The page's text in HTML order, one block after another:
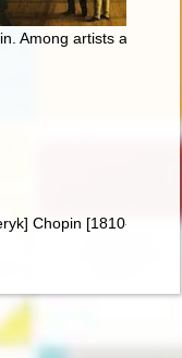
Among artists and
osobowość,
Chopin [1810-1849]
Chopina jako